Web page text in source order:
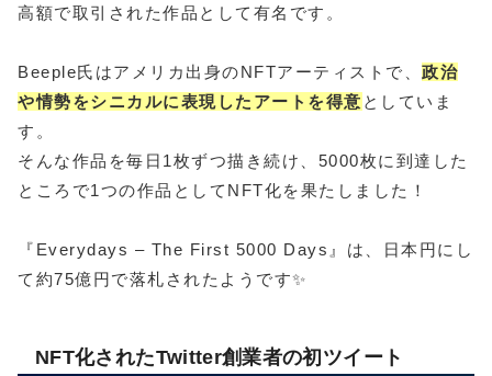
高額で取引された作品として有名です。
Beeple氏はアメリカ出身のNFTアーティストで、 政治
や情勢をシニカルに表現したアートを得意 としていま
す。
そんな作品を毎日1枚ずつ描き続け、5000枚に到達した
ところで1つの作品としてNFT化を果たしました！
『Everydays – The First 5000 Days』は、日本円にし
て約75億円で落札されたようです✨
NFT化されたTwitter創業者の初ツイート